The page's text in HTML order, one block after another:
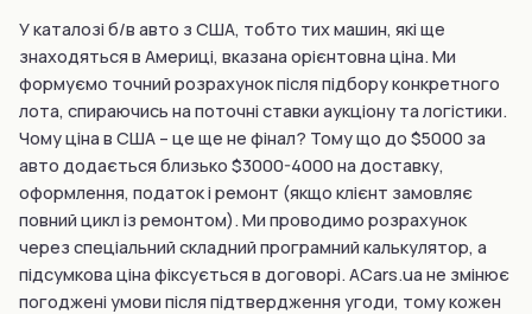
У каталозі б/в авто з США, тобто тих машин, які ще
знаходяться в Америці, вказана орієнтовна ціна. Ми
формуємо точний розрахунок після підбору конкретного
лота, спираючись на поточні ставки аукціону та логістики.
Чому ціна в США – це ще не фінал? Тому що до $5000 за
авто додається близько $3000-4000 на доставку,
оформлення, податок і ремонт (якщо клієнт замовляє
повний цикл із ремонтом). Ми проводимо розрахунок
через спеціальний складний програмний калькулятор, а
підсумкова ціна фіксується в договорі. ACars.ua не змінює
погоджені умови після підтвердження угоди, тому кожен